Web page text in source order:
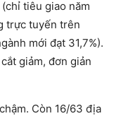
tiêu giao năm
trực tuyến trên
mới đạt 31,7%).
giảm, đơn giản
Còn 16/63 địa